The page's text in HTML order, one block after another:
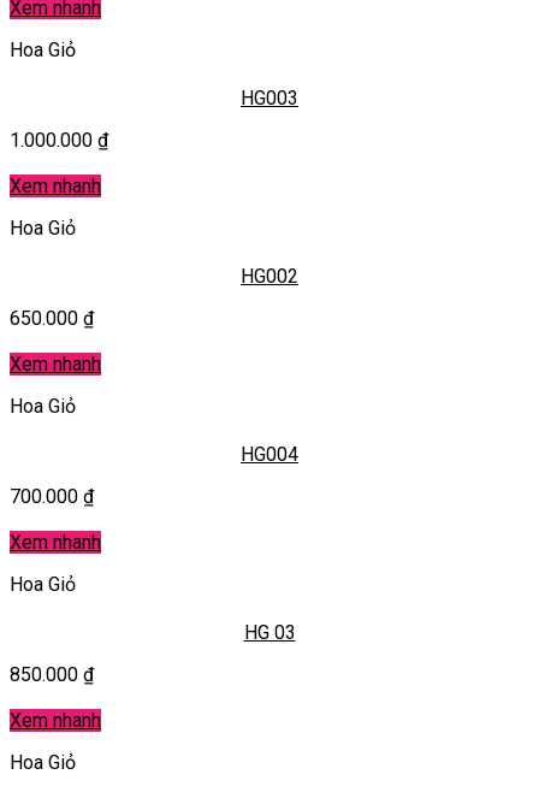
Xem nhanh
Hoa Giỏ
HG003
1.000.000 ₫
Xem nhanh
Hoa Giỏ
HG002
650.000 ₫
Xem nhanh
Hoa Giỏ
HG004
700.000 ₫
Xem nhanh
Hoa Giỏ
HG 03
850.000 ₫
Xem nhanh
Hoa Giỏ